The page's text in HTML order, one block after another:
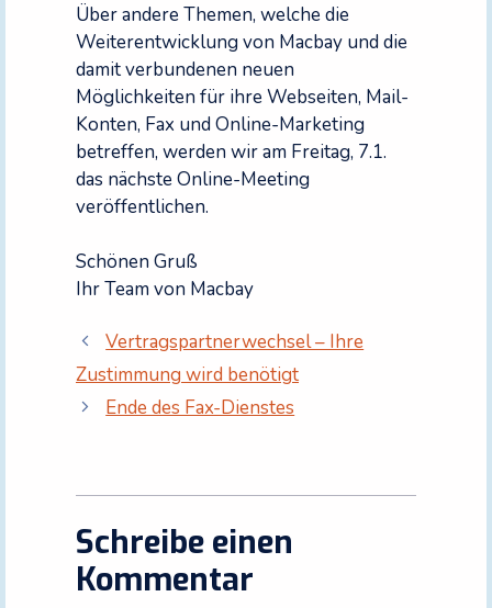
Über andere Themen, welche die
Weiterentwicklung von Macbay und die
damit verbundenen neuen
Möglichkeiten für ihre Webseiten, Mail-
Konten, Fax und Online-Marketing
betreffen, werden wir am Freitag, 7.1.
das nächste Online-Meeting
veröffentlichen.
Schönen Gruß
Ihr Team von Macbay
Vertragspartnerwechsel – Ihre
Zustimmung wird benötigt
Ende des Fax-Dienstes
Schreibe einen
Kommentar